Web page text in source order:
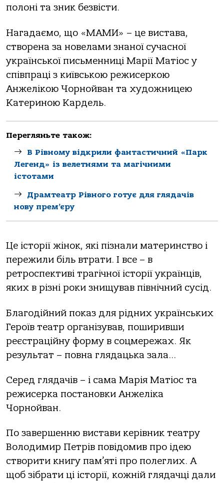
полоні та зник безвісти.
Нагадаємо, що «МАМИ» – це вистава,
створена за новелами знаної сучасної
української письменниці Марії Матіос у
співпраці з київською режисеркою
Анжелікою Чорнойван та художницею
Катериною Кардель.
Перегляньте також:
В Рівному відкрили фантастичний «Парк
Легенд» із велетнями та магічними
істотами
Драмтеатр Рівного готує для глядачів
нову прем’єру
Це історії жінок, які пізнали материнство і
пережили біль втрати. І все – в
ретроспективі трагічної історії українців,
яких в різні роки знищував північний сусід.
Благодійний показ для рідних українських
Героїв театр організував, поширивши
реєстраційну форму в соцмережах. Як
результат – повна глядацька зала…
Серед глядачів – і сама Марія Матіос та
режисерка постановки Анжеліка
Чорнойван.
По завершенню вистави керівник театру
Володимир Петрів повідомив про ідею
створити книгу пам’яті про полеглих. А
щоб зібрати ці історії, кожній глядачці дали